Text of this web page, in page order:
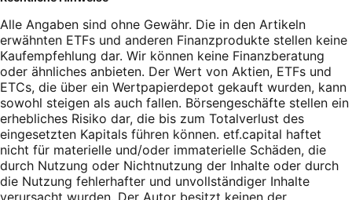
Alle Angaben sind ohne Gewähr. Die in den Artikeln
erwähnten ETFs und anderen Finanzprodukte stellen keine
Kaufempfehlung dar. Wir können keine Finanzberatung
oder ähnliches anbieten. Der Wert von Aktien, ETFs und
ETCs, die über ein Wertpapierdepot gekauft wurden, kann
sowohl steigen als auch fallen. Börsengeschäfte stellen ein
erhebliches Risiko dar, die bis zum Totalverlust des
eingesetzten Kapitals führen können. etf.capital haftet
nicht für materielle und/oder immaterielle Schäden, die
durch Nutzung oder Nichtnutzung der Inhalte oder durch
die Nutzung fehlerhafter und unvollständiger Inhalte
verursacht wurden. Der Autor besitzt keinen der